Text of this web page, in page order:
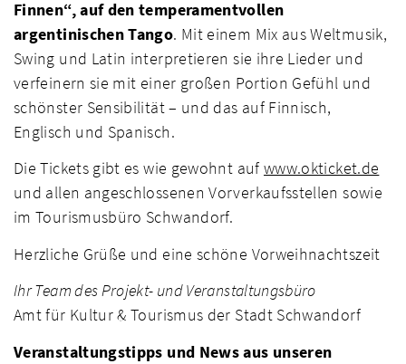
Finnen“, auf den temperamentvollen
argentinischen Tango. Mit einem Mix aus Weltmusik,
Swing und Latin interpretieren sie ihre Lieder und
verfeinern sie mit einer großen Portion Gefühl und
schönster Sensibilität – und das auf Finnisch,
Englisch und Spanisch.
Die Tickets gibt es wie gewohnt auf www.okticket.de
und allen angeschlossenen Vorverkaufsstellen sowie
im Tourismusbüro Schwandorf.
Herzliche Grüße und eine schöne Vorweihnachtszeit
Ihr Team des Projekt- und Veranstaltungsbüro
Amt für Kultur & Tourismus der Stadt Schwandorf
Veranstaltungstipps und News aus unseren